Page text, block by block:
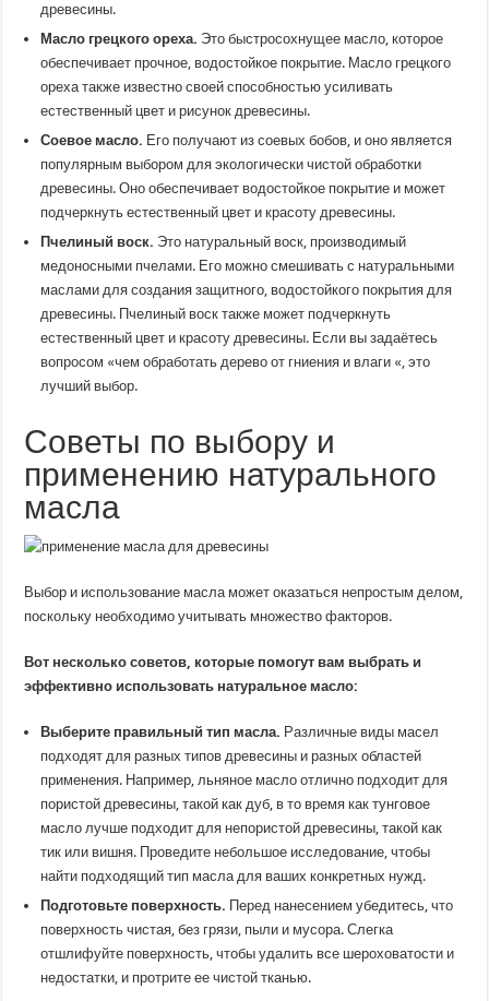
древесины.
Масло грецкого ореха. Это быстросохнущее масло, которое
обеспечивает прочное, водостойкое покрытие. Масло грецкого
ореха также известно своей способностью усиливать
естественный цвет и рисунок древесины.
Соевое масло. Его получают из соевых бобов, и оно является
популярным выбором для экологически чистой обработки
древесины. Оно обеспечивает водостойкое покрытие и может
подчеркнуть естественный цвет и красоту древесины.
Пчелиный воск. Это натуральный воск, производимый
медоносными пчелами. Его можно смешивать с натуральными
маслами для создания защитного, водостойкого покрытия для
древесины. Пчелиный воск также может подчеркнуть
естественный цвет и красоту древесины. Если вы задаётесь
вопросом «чем обработать дерево от гниения и влаги «, это
лучший выбор.
Советы по выбору и
применению натурального
масла
Выбор и использование масла может оказаться непростым делом,
поскольку необходимо учитывать множество факторов.
Вот несколько советов, которые помогут вам выбрать и
эффективно использовать натуральное масло:
Выберите правильный тип масла. Различные виды масел
подходят для разных типов древесины и разных областей
применения. Например, льняное масло отлично подходит для
пористой древесины, такой как дуб, в то время как тунговое
масло лучше подходит для непористой древесины, такой как
тик или вишня. Проведите небольшое исследование, чтобы
найти подходящий тип масла для ваших конкретных нужд.
Подготовьте поверхность. Перед нанесением убедитесь, что
поверхность чистая, без грязи, пыли и мусора. Слегка
отшлифуйте поверхность, чтобы удалить все шероховатости и
недостатки, и протрите ее чистой тканью.